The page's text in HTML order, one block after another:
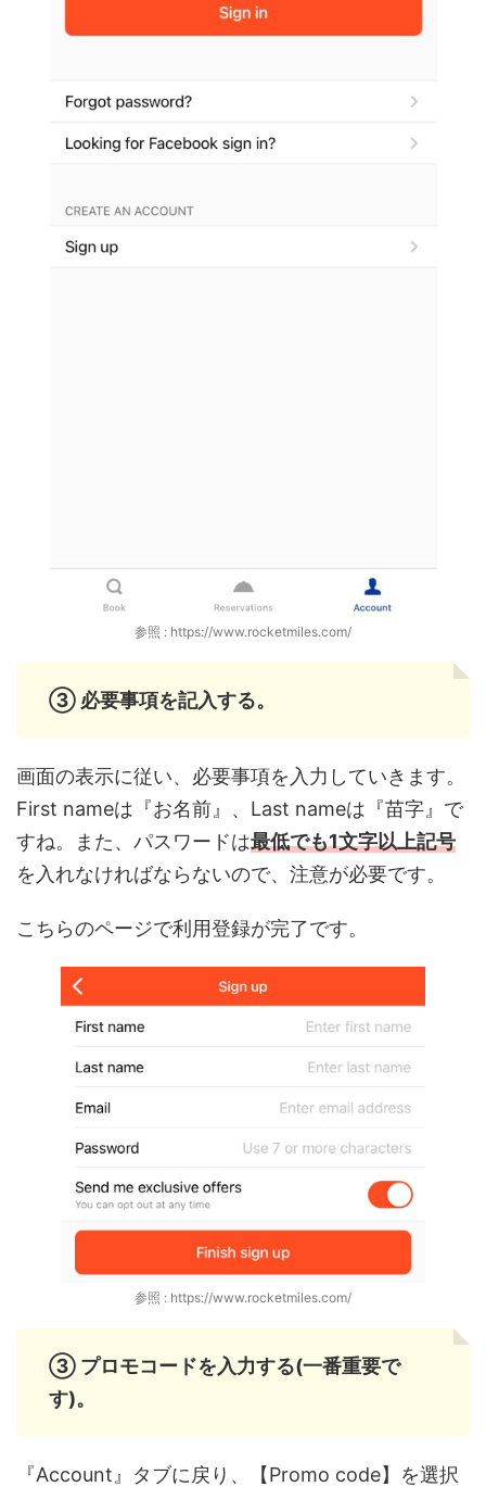
参照 : https://www.rocketmiles.com/
③ 必要事項を記入する。
画面の表示に従い、必要事項を入力していきます。
First nameは『お名前』、Last nameは『苗字』で
すね。また、パスワードは最低でも1文字以上記号
を入れなければならないので、注意が必要です。
こちらのページで利用登録が完了です。
参照 : https://www.rocketmiles.com/
③ プロモコードを入力する(一番重要で
す)。
『Account』タブに戻り、【Promo code】を選択